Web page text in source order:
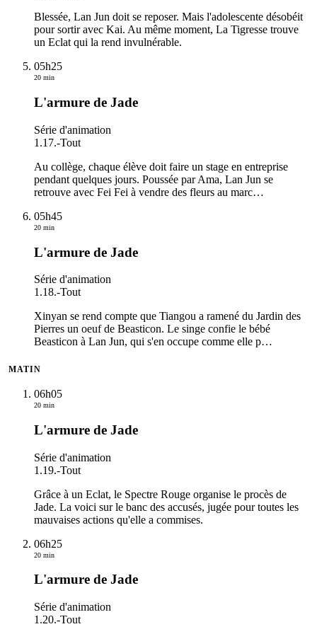
Blessée, Lan Jun doit se reposer. Mais l'adolescente désobéit
pour sortir avec Kai. Au même moment, La Tigresse trouve
un Eclat qui la rend invulnérable.
05h25
20 min
L'armure de Jade
Série d'animation
1.17.-Tout
Au collège, chaque élève doit faire un stage en entreprise
pendant quelques jours. Poussée par Ama, Lan Jun se
retrouve avec Fei Fei à vendre des fleurs au marc…
05h45
20 min
L'armure de Jade
Série d'animation
1.18.-Tout
Xinyan se rend compte que Tiangou a ramené du Jardin des
Pierres un oeuf de Beasticon. Le singe confie le bébé
Beasticon à Lan Jun, qui s'en occupe comme elle p…
MATIN
06h05
20 min
L'armure de Jade
Série d'animation
1.19.-Tout
Grâce à un Eclat, le Spectre Rouge organise le procès de
Jade. La voici sur le banc des accusés, jugée pour toutes les
mauvaises actions qu'elle a commises.
06h25
20 min
L'armure de Jade
Série d'animation
1.20.-Tout